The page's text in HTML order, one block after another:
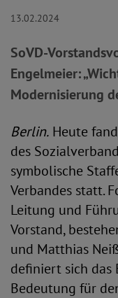
13.02.2024
SoVD-
Engelmeier:
Modernisierung
Berlin. Heute
des
symbolische
Verbandes statt.
Leitung und
Vorstand,
und Matthias
definiert sich das
Bedeutung für